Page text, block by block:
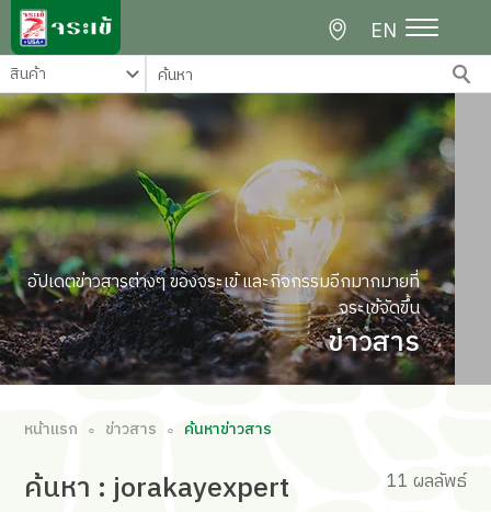
EN
อัปเดตข่าวสารต่างๆ ของจระเข้ และกิจกรรมอีกมากมายที่
จระเข้จัดขึ้น
ข่าวสาร
หน้าแรก ∘ ข่าวสาร ∘ ค้นหาข่าวสาร
ค้นหา : jorakayexpert 11 ผลลัพธ์